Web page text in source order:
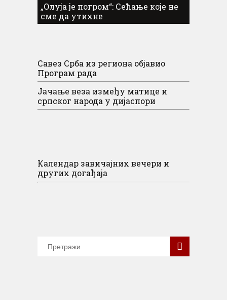
„Олуја је погром“: Сећање које не
сме да утихне
Савез Срба из региона објавио
Програм рада
Јачање веза између матице и
српског народа у дијаспори
Календар завичајних вечери и
других догађаја